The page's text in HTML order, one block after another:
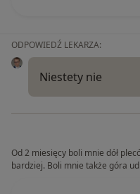
ODPOWIEDŹ LEKARZA:
Niestety nie
Od 2 miesięcy boli mnie dół
bardziej. Boli mnie także góra ud